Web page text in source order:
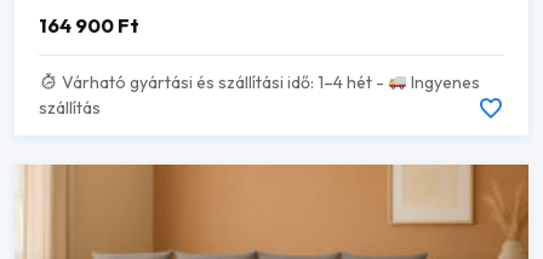
164 900 Ft
Várható gyártási és szállítási idő: 1–4 hét -
Ingyenes
szállítás